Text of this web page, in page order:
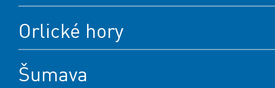
Orlické hory
Šumava